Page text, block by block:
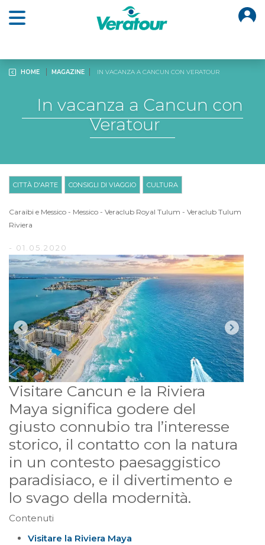
HOME MAGAZINE IN VACANZA A CANCUN CON VERATOUR
In vacanza a Cancun con
Veratour
CITTÀ D'ARTE CONSIGLI DI VIAGGIO CULTURA
Caraibi e Messico - Messico - Veraclub Royal Tulum - Veraclub Tulum
Riviera
- 01.05.2020
Visitare Cancun e la Riviera
Maya significa godere del
giusto connubio tra l’interesse
storico, il contatto con la natura
in un contesto paesaggistico
paradisiaco, e il divertimento e
lo svago della modernità.
Contenuti
Visitare la Riviera Maya